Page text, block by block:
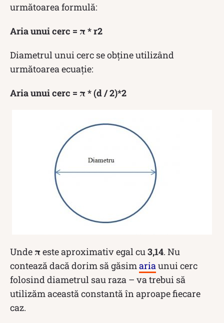
următoarea formulă:
Aria unui cerc = π * r2
Diametrul unui cerc se obține utilizând
următoarea ecuație:
Aria unui cerc = π * (d / 2)*2
Unde πeste aproximativ egal cu 3,14. Nu
contează dacă dorim să găsimaria unui cerc
folosind diametrul sau raza – va trebui să
utilizăm această constantă în aproape fiecare
caz.